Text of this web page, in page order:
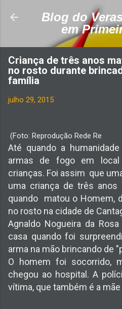
Pular para o
Blog do
em
Criança de três anos
no rosto durante
família
julho 29, 2015
(Foto: Reprodução Rede Re
Até quando a
armas de fogo em
crianças. Foi assim que
uma criança de três
quando matou o Homem,
no rosto na cidade de
Agnaldo Nogueira da
casa quando foi
arma na mão brincando de
O homem foi socorrido,
chegou ao hospital. A
vítima, que também é a